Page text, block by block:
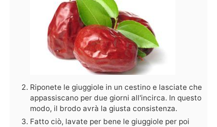
Riponete le giuggiole in un cestino e lasciate che
appassiscano per due giorni all'incirca. In questo
modo, il brodo avrà la giusta consistenza.
Fatto ciò, lavate per bene le giuggiole per poi